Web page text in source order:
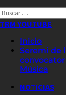
Buscar
por:
TRM YOUTUBE
Inicio
Seremi de
Música
NOTICIAS